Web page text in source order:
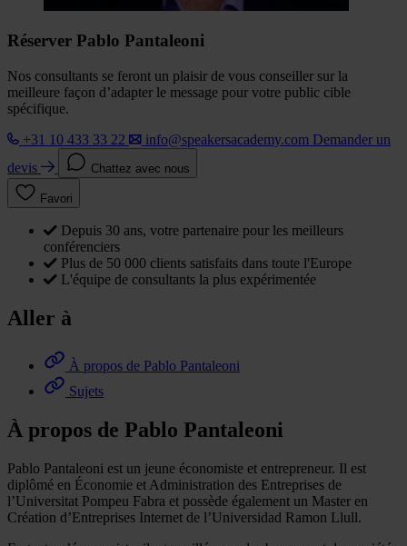
Réserver Pablo Pantaleoni
Nos consultants se feront un plaisir de vous conseiller sur la
meilleure façon d’adapter le message pour votre public cible
spécifique.
+31 10 433 33 22
info@speakersacademy.com Demander un
devis
Chattez avec nous
Favori
Depuis 30 ans, votre partenaire pour les meilleurs
conférenciers
Plus de 50 000 clients satisfaits dans toute l'Europe
L'équipe de consultants la plus expérimentée
Aller à
À propos de Pablo Pantaleoni
Sujets
À propos de Pablo Pantaleoni
Pablo Pantaleoni est un jeune économiste et entrepreneur. Il est
diplômé en Économie et Administration des Entreprises de
l’Universitat Pompeu Fabra et possède également un Master en
Création d’Entreprises Internet de l’Universidad Ramon Llull.